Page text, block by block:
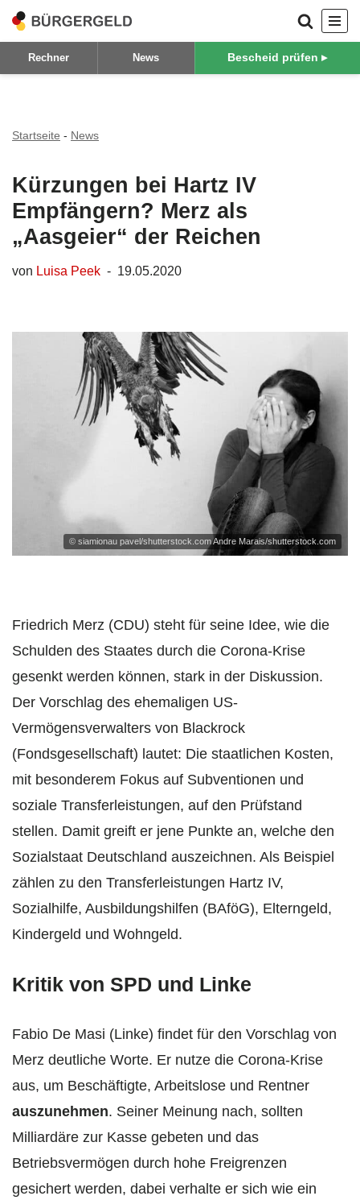
Zum
Inhalt
Rechner News Bescheid prüfen ▸
Startseite - News
Kürzungen bei Hartz IV
Empfängern? Merz als
„Aasgeier“ der Reichen
von Luisa Peek 19.05.2020
© siamionau pavel/shutterstock.com Andre Marais/shutterstock.com
Friedrich Merz (CDU) steht für seine Idee, wie die
Schulden des Staates durch die Corona-Krise
gesenkt werden können, stark in der Diskussion.
Der Vorschlag des ehemaligen US-
Vermögensverwalters von Blackrock
(Fondsgesellschaft) lautet: Die staatlichen Kosten,
mit besonderem Fokus auf Subventionen und
soziale Transferleistungen, auf den Prüfstand
stellen. Damit greift er jene Punkte an, welche den
Sozialstaat Deutschland auszeichnen. Als Beispiel
zählen zu den Transferleistungen Hartz IV,
Sozialhilfe, Ausbildungshilfen (BAföG), Elterngeld,
Kindergeld und Wohngeld.
Kritik von SPD und Linke
Fabio De Masi (Linke) findet für den Vorschlag von
Merz deutliche Worte. Er nutze die Corona-Krise
aus, um Beschäftigte, Arbeitslose und Rentner
auszunehmen. Seiner Meinung nach, sollten
Milliardäre zur Kasse gebeten und das
Betriebsvermögen durch hohe Freigrenzen
gesichert werden, dabei verhalte er sich wie ein